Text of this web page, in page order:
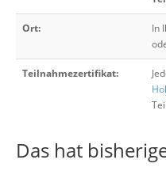
Ort:
In
Teilnahmezertifikat:
Das hat